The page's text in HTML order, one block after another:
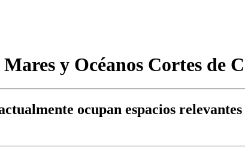
y Océanos Cortes de
ocupan espacios